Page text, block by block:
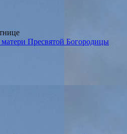
Пресвятой Богородицы